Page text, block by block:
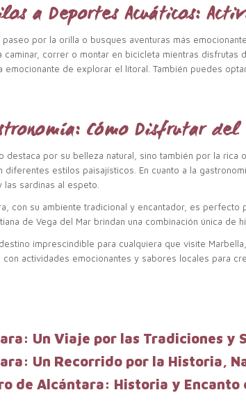
a Deportes Acuáticos:
por la orilla o busques aventuras más
caminar, correr o montar en bicicleta mientras
emocionante de explorar el litoral. También puedes
Cómo Disfrutar del
destaca por su belleza natural, sino también por la
diferentes estilos paisajísticos. En cuanto a la
sardinas al espeto.
con su ambiente tradicional y encantador, es
de Vega del Mar brindan una combinación única de
imprescindible para cualquiera que visite
actividades emocionantes y sabores locales para
Un Viaje por las Tradiciones y
Un Recorrido por la Historia,
de Alcántara: Historia y Encanto